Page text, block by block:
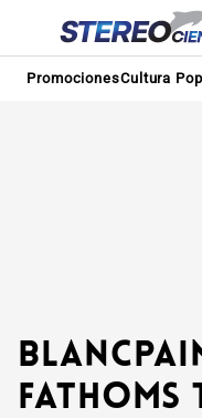
PromocionesCultura Pop
Fathoms